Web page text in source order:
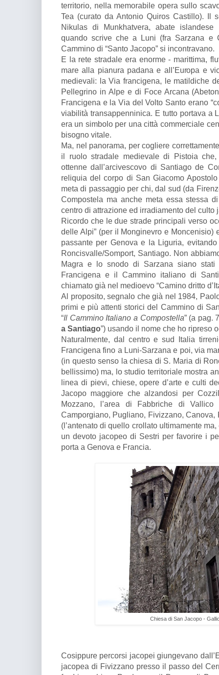
territorio, nella memorabile opera sullo
Tea (curato da Antonio Quiros Castillo). Il
Nikulas di Munkhatvera, abate
quando scrive che a Luni (fra Sarzana e
Cammino di “Santo Jacopo” si incontravano.
E la rete stradale era enorme - marittima,
mare alla pianura padana e all’Europa e
medievali: la Via francigena, le matildiche
Pellegrino in Alpe e di Foce Arcana
Francigena e la Via del Volto Santo erano
viabilità transappenninica. E tutto portava a
era un simbolo per una città commerciale
bisogno vitale.
Ma, nel panorama, per cogliere
il ruolo stradale medievale di Pistoia
ottenne dall’arcivescovo di Santiago de
reliquia del corpo di San Giacomo
meta di passaggio per chi, dal sud (da
Compostela ma anche meta essa stessa
centro di attrazione ed irradiamento del culto
Ricordo che le due strade principali verso
delle Alpi” (per il Monginevro e Moncenisio)
passante per Genova e la Liguria,
Roncisvalle/Somport, Santiago. Non
Magra e lo snodo di Sarzana siano
Francigena e il Cammino italiano di
chiamato già nel medioevo “Camino dritto
Al proposito, segnalo che già nel 1984,
primi e più attenti storici del Cammino di
“Il Cammino Italiano a Compostella” (a pag.
a Santiago”) usando il nome che ho ripreso
Naturalmente, dal centro e sud Italia
Francigena fino a Luni-Sarzana e poi, via
(in questo senso la chiesa di S. Maria di
bellissimo) ma, lo studio territoriale mostra
linea di pievi, chiese, opere d’arte e culti
Jacopo maggiore che alzandosi per
Mozzano, l’area di Fabbriche di
Camporgiano, Pugliano, Fivizzano,
(l’antenato di quello crollato ultimamente
un devoto jacopeo di Sestri per favorire i
porta a Genova e Francia.
Chiesa di San Jacopo -
Cosippure percorsi jacopei giungevano
jacopea di Fivizzano presso il passo del